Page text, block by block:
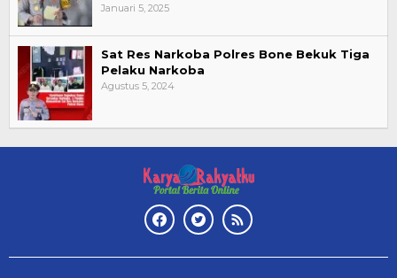
Januari 5, 2025
Sat Res Narkoba Polres Bone Bekuk Tiga
Pelaku Narkoba
Agustus 5, 2024